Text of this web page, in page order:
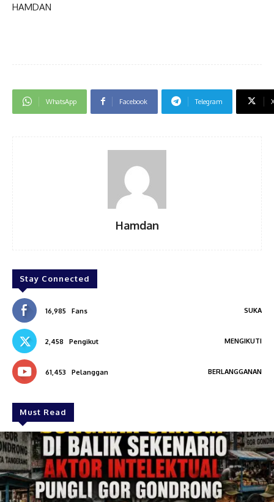
HAMDAN
WhatsApp Facebook Telegram
Hamdan
Stay Connected
16,985 Fans SUKA
2,458 Pengikut MENGIKUTI
61,453 Pelanggan BERLANGGANAN
Must Read